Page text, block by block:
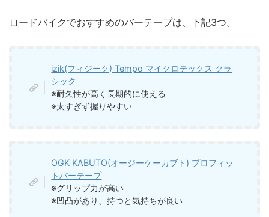
ロードバイクでおすすめのバーテープは、下記3つ。
izik(フィジーク) Tempo マイクロテックス クラ
シック
※耐久性が高く長期的に使える
※太すぎず握りやすい
OGK KABUTO(オージーケーカブト) プロフィッ
トバーテープ
※グリップ力が高い
※凹凸があり、持つと気持ちが良い